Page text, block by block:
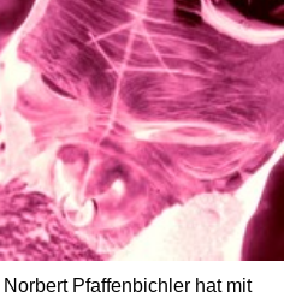
Pfaffenbichler hat mit